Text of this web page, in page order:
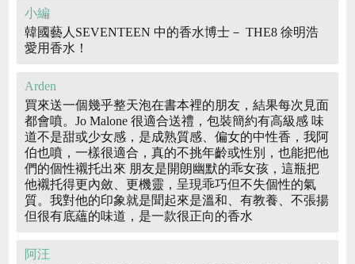
小編
韓國藝人SEVENTEEN 中的香水博士－ THE8 徐明浩
愛用香水！
Arden
買來送一個幾乎整天泡在書本裡的朋友，結果每次見面
都會噴。Jo Malone 很適合送禮，包裝簡約有高級感 味
道不是甜或少女感，是成熟質感、偏女的中性香，我阿
伯也噴，一樣很適合，真的不挑年齡或性別，也能把他
們的個性襯托出來 朋友是開朗幽默的乖女孩，這瓶把
他襯托得更內斂、更機靈，呈現乖巧但不失個性的氣
質。我對他的印象就是聞起來是溫和、有教養、不張揚
但很有底蘊的味道，是一款很正向的香水
阿汪